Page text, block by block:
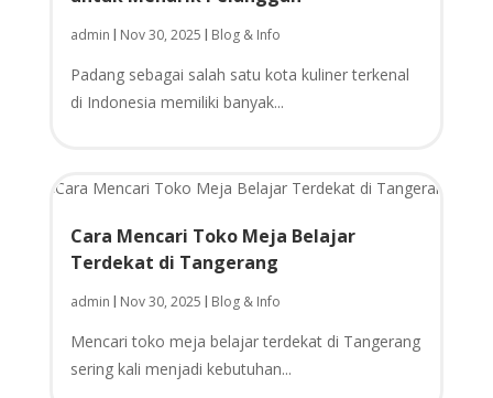
admin Nov 30, 2025 Blog & Info
Padang sebagai salah satu kota kuliner terkenal
di Indonesia memiliki banyak...
Cara Mencari Toko Meja Belajar
Terdekat di Tangerang
admin Nov 30, 2025 Blog & Info
Mencari toko meja belajar terdekat di Tangerang
sering kali menjadi kebutuhan...